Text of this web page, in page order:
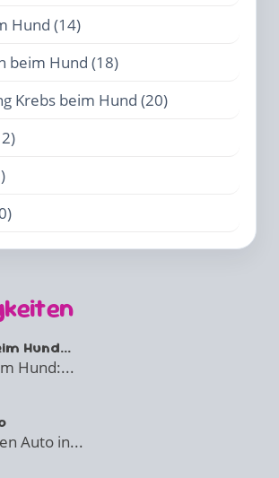
Hund (14)
beim Hund (18)
Krebs beim Hund (20)
Hund...
Hund:...
Auto in...